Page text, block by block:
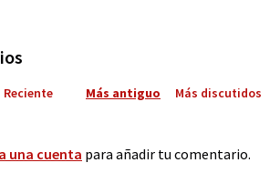
Reciente Más antiguo Más discutidos
una cuenta para añadir tu comentario.